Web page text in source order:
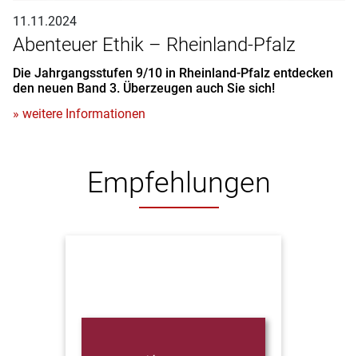
11.11.2024
Abenteuer Ethik – Rheinland-Pfalz
Die Jahrgangsstufen 9/10 in Rheinland-Pfalz entdecken
den neuen Band 3. Überzeugen auch Sie sich!
» weitere Informationen
Empfehlungen